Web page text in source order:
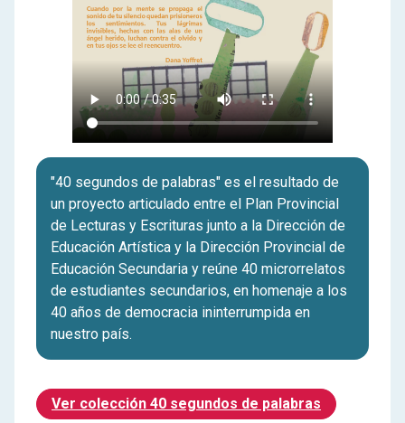
"40 segundos de palabras" es el resultado de
un proyecto articulado entre el Plan Provincial
de Lecturas y Escrituras junto a la Dirección de
Educación Artística y la Dirección Provincial de
Educación Secundaria y reúne 40 microrrelatos
de estudiantes secundarios, en homenaje a los
40 años de democracia ininterrumpida en
nuestro país.
Ver colección 40 segundos de palabras